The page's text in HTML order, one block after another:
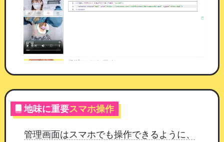
機能
マイページに「ポイント消費ボタン」と
「抽選イベント」を追加しました
平素よりカムスタをご利用いただき、誠にありが
とうございます。マイページに「ポイント消費ボ
タン」と「抽選イベント」を追加しました。
ったポイントの使い道を、店舗さまごとに作って
いただけるようになります。
地味に重要スマホ操作
管理画面はスマホでも操作できるように、